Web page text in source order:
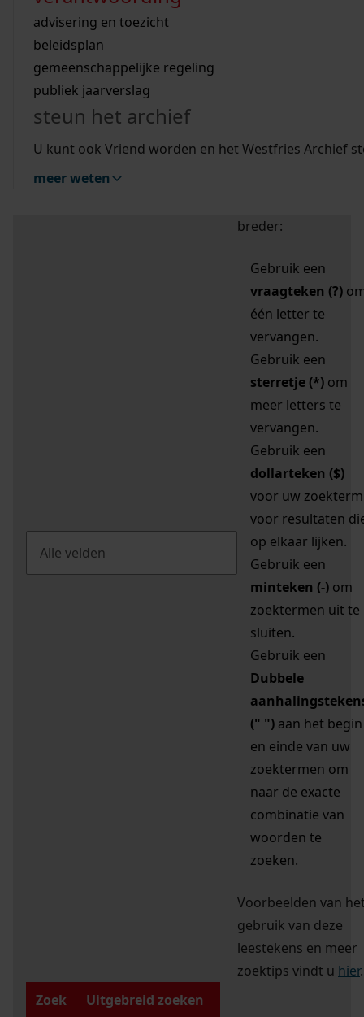
bouwvergunningen
omgevingsvergunningen
vergunningen
beeld en geluid
uitleg nodig?
Wij helpen u op weg met een aantal zoektips.
bekijk alle zoektips
Wij helpen u op weg met een aantal zoektips.
bekijk alle zoektips
bekijk ons geschiedenislokaal
advisering en toezicht
beleidsplan
gemeenschappelijke regeling
publiek jaarverslag
steun het archief
U kunt ook Vriend worden en het Westfries Archief
meer weten
zoektips
Mijn Studiezaal (inloggen)
uw zoekopdracht te
breder:
Gebruik een
vraagteken (?)
één letter te
vervangen.
Gebruik een
sterretje (*) om
meer letters te
vervangen.
Gebruik een
dollarteken ($)
voor uw zoekterm
voor resultaten
op elkaar lijken.
Gebruik een
minteken (-) om
zoektermen uit te
sluiten.
Gebruik een
Dubbele
(" ") aan het begin
en einde van uw
zoektermen om
naar de exacte
combinatie van
woorden te
zoeken.
Voorbeelden van
gebruik van deze
leestekens en meer
zoektips vindt u hier.
Zoek
Uitgebreid zoeken